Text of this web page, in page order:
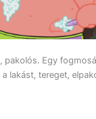
pakolós. Egy
a lakást, tereget,